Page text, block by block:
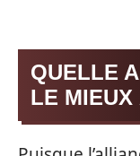
QUELLE
LE